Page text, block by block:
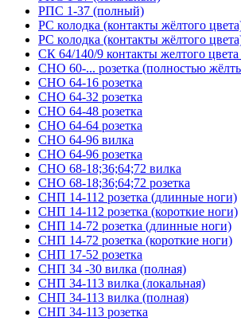
РПС 1-37 (полный)
РС колодка (контакты жёлтого
РС колодка (контакты жёлтого
СК 64/140/9 контакты желтого
СНО 60-... розетка (полностью
СНО 64-16 розетка
СНО 64-32 розетка
СНО 64-48 розетка
СНО 64-64 розетка
СНО 64-96 вилка
СНО 64-96 розетка
СНО 68-18;36;64;72 вилка
СНО 68-18;36;64;72 розетка
СНП 14-112 розетка (длинные ноги)
СНП 14-112 розетка (короткие ноги)
СНП 14-72 розетка (длинные ноги)
СНП 14-72 розетка (короткие ноги)
СНП 17-52 розетка
СНП 34 -30 вилка (полная)
СНП 34-113 вилка (локальная)
СНП 34-113 вилка (полная)
СНП 34-113 розетка